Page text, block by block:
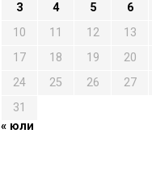
3
4 5 6
10
11 12 13
17
18 19 20
24
25 26 27
31
« юли